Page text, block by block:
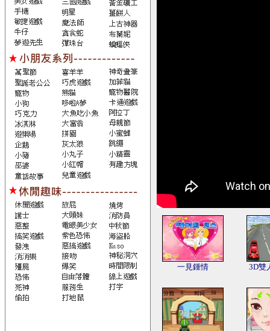
一見鍾情 3D雙